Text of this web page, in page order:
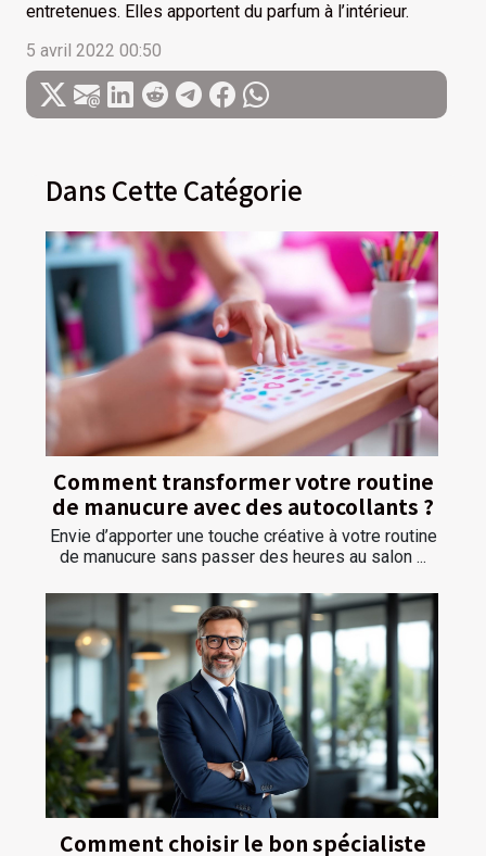
entretenues. Elles apportent du parfum à l’intérieur.
5 avril 2022 00:50
Dans Cette Catégorie
Comment transformer votre routine
de manucure avec des autocollants ?
Envie d’apporter une touche créative à votre routine
de manucure sans passer des heures au salon ...
Comment choisir le bon spécialiste